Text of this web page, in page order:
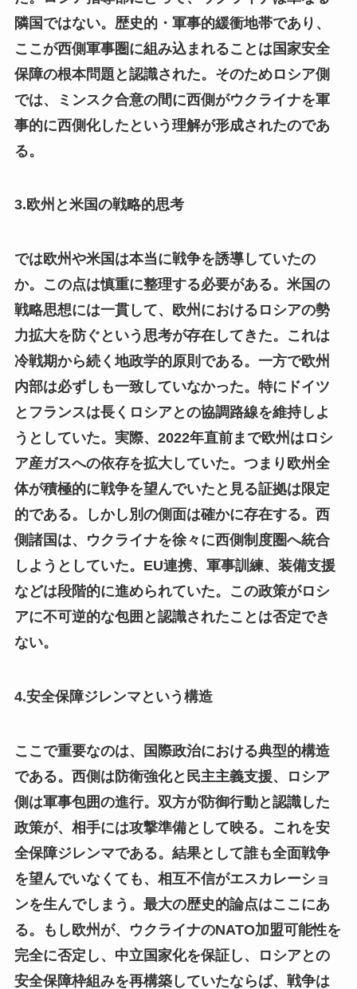
隣国ではない。歴史的・軍事的緩衝地帯であり、
ここが西側軍事圏に組み込まれることは国家安全
保障の根本問題と認識された。そのためロシア側
では、ミンスク合意の間に西側がウクライナを軍
事的に西側化したという理解が形成されたのであ
る。
3.欧州と米国の戦略的思考
では欧州や米国は本当に戦争を誘導していたの
か。この点は慎重に整理する必要がある。米国の
戦略思想には一貫して、欧州におけるロシアの勢
力拡大を防ぐという思考が存在してきた。これは
冷戦期から続く地政学的原則である。一方で欧州
内部は必ずしも一致していなかった。特にドイツ
とフランスは長くロシアとの協調路線を維持しよ
うとしていた。実際、2022年直前まで欧州はロシ
ア産ガスへの依存を拡大していた。つまり欧州全
体が積極的に戦争を望んでいたと見る証拠は限定
的である。しかし別の側面は確かに存在する。西
側諸国は、ウクライナを徐々に西側制度圏へ統合
しようとしていた。EU連携、軍事訓練、装備支援
などは段階的に進められていた。この政策がロシ
アに不可逆的な包囲と認識されたことは否定でき
ない。
4.安全保障ジレンマという構造
ここで重要なのは、国際政治における典型的構造
である。西側は防衛強化と民主主義支援、ロシア
側は軍事包囲の進行。双方が防御行動と認識した
政策が、相手には攻撃準備として映る。これを安
全保障ジレンマである。結果として誰も全面戦争
を望んでいなくても、相互不信がエスカレーショ
ンを生んでしまう。最大の歴史的論点はここにあ
る。もし欧州が、ウクライナのNATO加盟可能性を
完全に否定し、中立国家化を保証し、ロシアとの
安全保障枠組みを再構築していたならば、戦争は